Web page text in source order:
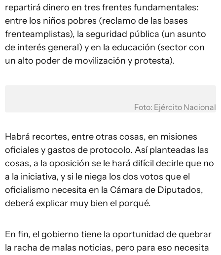
repartirá dinero en tres frentes fundamentales:
entre los niños pobres (reclamo de las bases
frenteamplistas), la seguridad pública (un asunto
de interés general) y en la educación (sector con
un alto poder de movilización y protesta).
Foto: Ejército Nacional
Habrá recortes, entre otras cosas, en misiones
oficiales y gastos de protocolo. Así planteadas las
cosas, a la oposición se le hará difícil decirle que no
a la iniciativa, y si le niega los dos votos que el
oficialismo necesita en la Cámara de Diputados,
deberá explicar muy bien el porqué.
En fin, el gobierno tiene la oportunidad de quebrar
la racha de malas noticias, pero para eso necesita